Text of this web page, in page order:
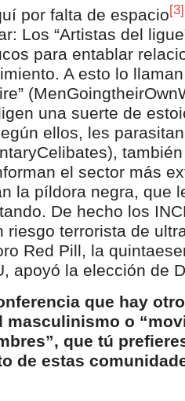
por falta de espacio[3]
Los “Artistas del
para entablar
A esto lo llaman
una suerte de
ellos, les
el sector más
la píldora negra, que
De hecho los
riesgo terrorista de
Red Pill, la
apoyó la elección de
que hay
masculinismo o
que tú
de estas